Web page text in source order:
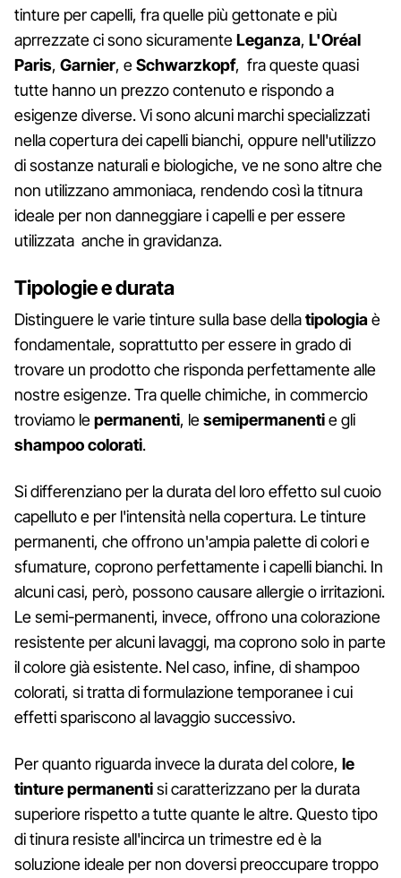
tinture per capelli, fra quelle più gettonate e più
aprrezzate ci sono sicuramenteLeganza, L'Oréal
Paris, Garnier, eSchwarzkopf, fra queste quasi
tutte hanno un prezzo contenuto e rispondo a
esigenze diverse. Vi sono alcuni marchi specializzati
nella copertura dei capelli bianchi, oppure nell'utilizzo
di sostanze naturali e biologiche, ve ne sono altre che
non utilizzano ammoniaca, rendendo così la titnura
ideale per non danneggiare i capelli e per essere
utilizzata anche in gravidanza.
Tipologie e durata
Distinguere le varie tinture sulla base dellatipologiaè
fondamentale, soprattutto per essere in grado di
trovare un prodotto che risponda perfettamente alle
nostre esigenze. Tra quelle chimiche, in commercio
troviamo lepermanenti, lesemipermanentie gli
shampoo colorati.
Si differenziano per la durata del loro effetto sul cuoio
capelluto e per l'intensità nella copertura. Le tinture
permanenti, che offrono un'ampia palette di colori e
sfumature, coprono perfettamente i capelli bianchi. In
alcuni casi, però, possono causare allergie o irritazioni.
Le semi-permanenti, invece, offrono una colorazione
resistente per alcuni lavaggi, ma coprono solo in parte
il colore già esistente. Nel caso, infine, di shampoo
colorati, si tratta di formulazione temporanee i cui
effetti spariscono al lavaggio successivo.
Per quanto riguarda invece la durata del colore, le
tinture permanentisi caratterizzano per la durata
superiore rispetto a tutte quante le altre. Questo tipo
di tinura resiste all'incirca un trimestre ed è la
soluzione ideale per non doversi preoccupare troppo